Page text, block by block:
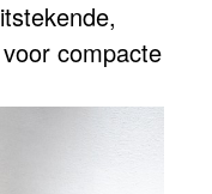
compacte